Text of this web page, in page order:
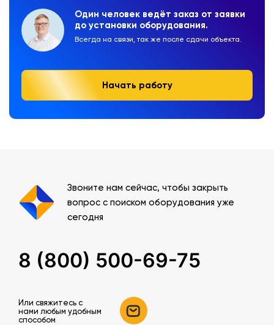
Один человек ведёт заказ от заявки
до установки оборудования.
Всегда на связи, так же после сдачи объекта.
Начать работу
Звоните нам сейчас, чтобы закрыть
вопрос с поиском оборудования уже
сегодня
8 (800) 500-69-75
Или свяжитесь c
нами любым удобным
способом